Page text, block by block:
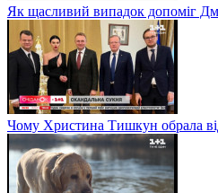
Як щасливий випадок допоміг
Чому Христина Тишкун обрала